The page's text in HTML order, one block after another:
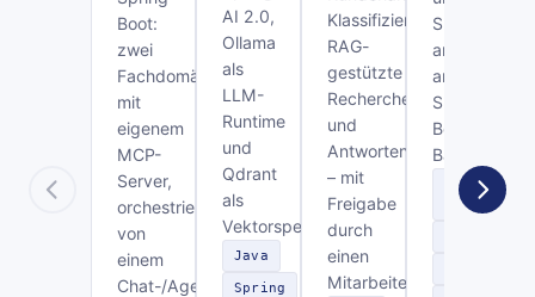
Boot:
zwei
Fachdomänen
mit
eigenem
MCP-
Server,
orchestriert
von
einem
Chat-/Agenten-
AI 2.0,
Ollama
als
LLM-
Runtime
und
Qdrant
als
Vektorspeicher.
Java
Spring
Klassifizierung,
RAG-
gestützte
Recherche
und
Antwortentwurf
– mit
Freigabe
durch
einen
Mitarbeiter.
Slack,
angebunden
an ein
Spring-
Boot-
Backend.
Spring
Boot